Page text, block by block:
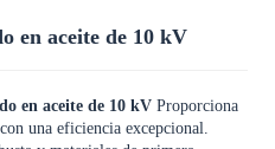
en aceite de 10 kV
en aceite de 10 kV Proporciona
una eficiencia excepcional.